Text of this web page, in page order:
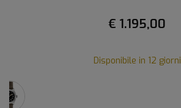
€ 1.195,00
Disponibile in 12 giorni